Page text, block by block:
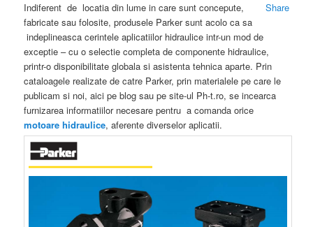
Share
Indiferent de locatia din lume in care sunt concepute,
fabricate sau folosite, produsele Parker sunt acolo ca sa
indeplineasca cerintele aplicatiilor hidraulice intr-un mod de
exceptie – cu o selectie completa de componente hidraulice,
printr-o disponibilitate globala si asistenta tehnica aparte. Prin
cataloagele realizate de catre Parker, prin materialele pe care le
publicam si noi, aici pe blog sau pe site-ul Ph-t.ro, se incearca
furnizarea informatiilor necesare pentru a comanda orice
motoare hidraulice, aferente diverselor aplicatii.